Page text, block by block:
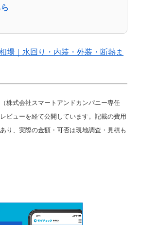
場｜水回り・内装・外装・断熱ま
株式会社スマートアンドカンパニー専任
ビューを経て公開しています。記載の費用
り、実際の金額・可否は現地調査・見積も